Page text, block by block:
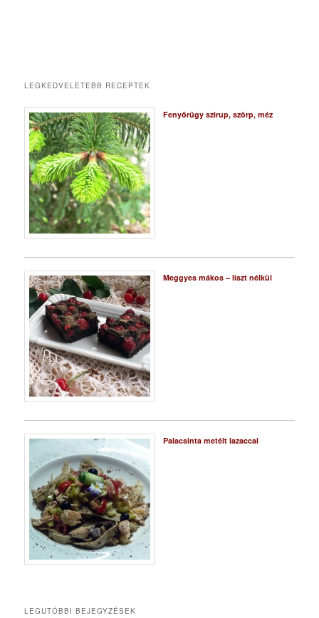
LEGKEDVELETEBB RECEPTEK
Fenyőrügy szirup, szörp, méz
Meggyes mákos – liszt nélkül
Palacsinta metélt lazaccal
LEGUTÓBBI BEJEGYZÉSEK